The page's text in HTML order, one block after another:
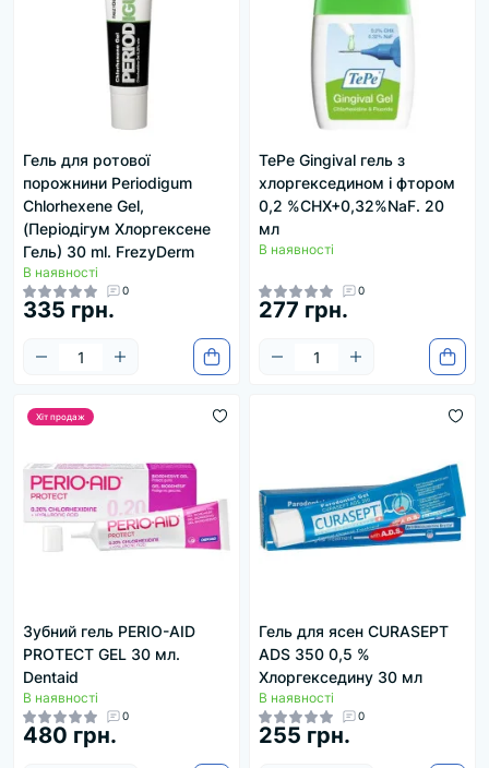
Гель для ротової
порожнини Periodigum
Chlorhexene Gel,
(Періодігум Хлоргексене
Гель) 30 ml. FrezyDerm
В наявності
0
335 грн.
TePe Gingival гель з
хлоргекседином і фтором
0,2 %CHX+0,32%NaF. 20
мл
В наявності
0
277 грн.
Хіт продаж
Зубний гель PERIO-AID
PROTECT GEL 30 мл.
Dentaid
В наявності
0
480 грн.
Гель для ясен CURASEPT
ADS 350 0,5 %
Хлоргекседину 30 мл
В наявності
0
255 грн.